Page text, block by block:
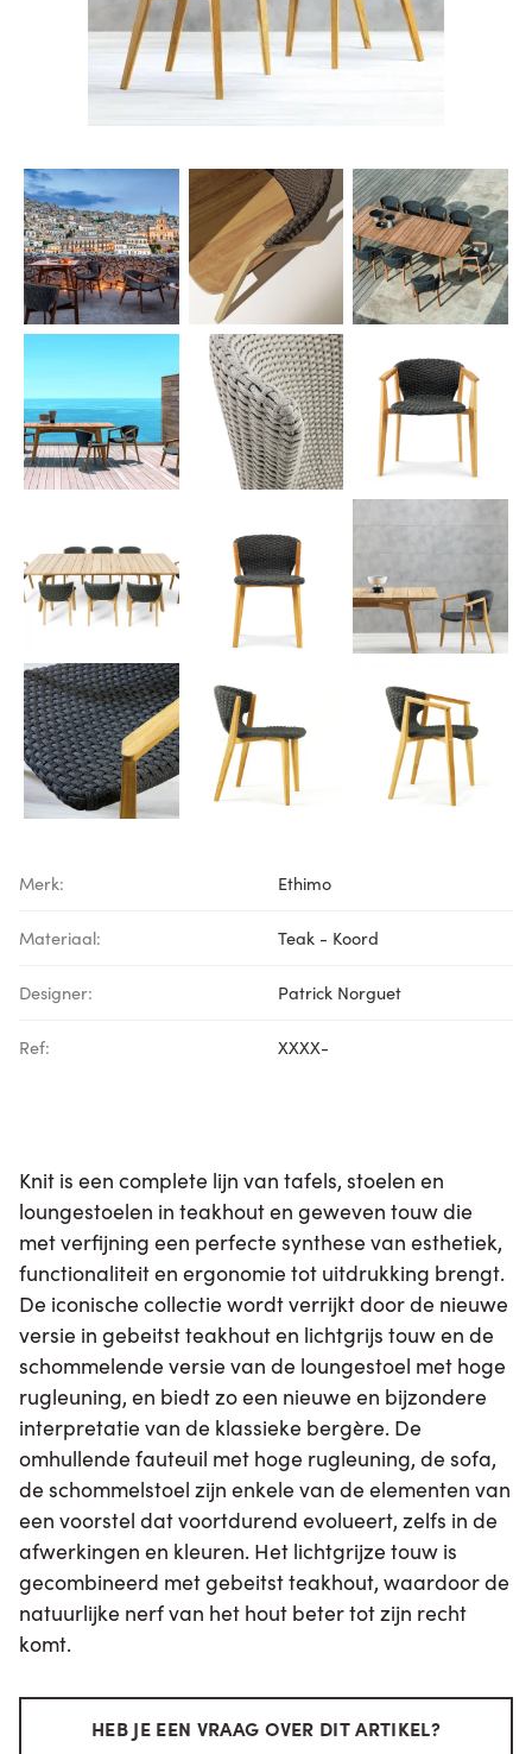
Merk: Ethimo
Materiaal: Teak - Koord
Designer: Patrick Norguet
Ref: XXXX-
Knit is een complete lijn van tafels, stoelen en
loungestoelen in teakhout en geweven touw die
met verfijning een perfecte synthese van esthetiek,
functionaliteit en ergonomie tot uitdrukking brengt.
De iconische collectie wordt verrijkt door de nieuwe
versie in gebeitst teakhout en lichtgrijs touw en de
schommelende versie van de loungestoel met hoge
rugleuning, en biedt zo een nieuwe en bijzondere
interpretatie van de klassieke bergère. De
omhullende fauteuil met hoge rugleuning, de sofa,
de schommelstoel zijn enkele van de elementen van
een voorstel dat voortdurend evolueert, zelfs in de
afwerkingen en kleuren. Het lichtgrijze touw is
gecombineerd met gebeitst teakhout, waardoor de
natuurlijke nerf van het hout beter tot zijn recht
komt.
HEB JE EEN VRAAG OVER DIT ARTIKEL?